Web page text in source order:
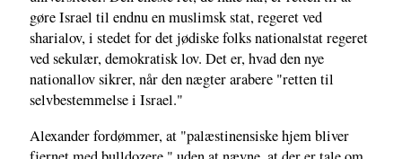
gøre Israel til endnu en muslimsk stat, regeret ved
sharialov, i stedet for det jødiske folks nationalstat regeret
ved sekulær, demokratisk lov. Det er, hvad den nye
nationallov sikrer, når den nægter arabere "retten til
selvbestemmelse i Israel."
Alexander fordømmer, at "palæstinensiske hjem bliver